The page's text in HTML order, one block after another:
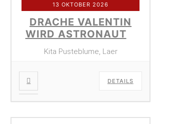
13 OKTOBER 2026
DRACHE VALENTIN
WIRD ASTRONAUT
Kita Pusteblume, Laer
DETAILS